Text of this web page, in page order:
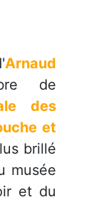
Arnaud
de
des
et
brillé
musée
et du